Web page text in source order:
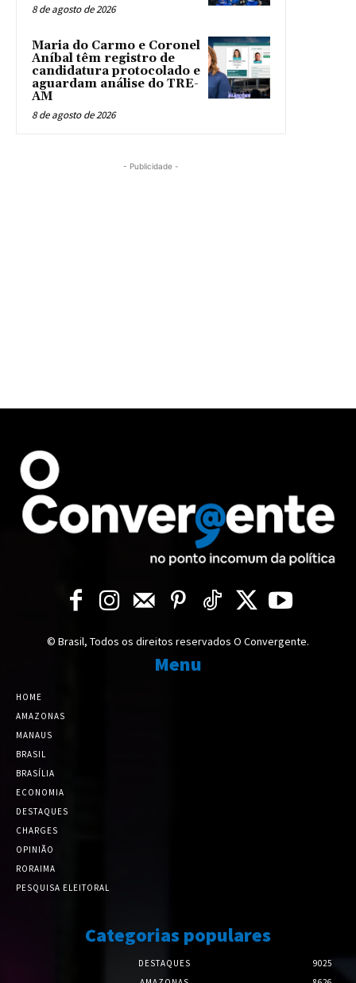
8 de agosto de 2026
Maria do Carmo e Coronel
Aníbal têm registro de
candidatura protocolado e
aguardam análise do TRE-
AM
8 de agosto de 2026
- Publicidade -
© Brasil, Todos os direitos reservados O Convergente.
Menu
HOME
AMAZONAS
MANAUS
BRASIL
BRASÍLIA
ECONOMIA
DESTAQUES
CHARGES
OPINIÃO
RORAIMA
PESQUISA ELEITORAL
Categorias populares
DESTAQUES
9025